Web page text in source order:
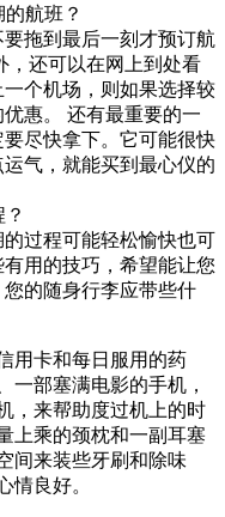
航班？
拖到最后一刻才预订航
，还可以在网上到处看
个机场，则如果选择较
惠。 还有最重要的一
尽快拿下。它可能很快
气，就能买到最心仪的
过程可能轻松愉快也可
用的技巧，希望能让您
您的随身行李应带些什
用卡和每日服用的药
一部塞满电影的手机，
，来帮助度过机上的时
上乘的颈枕和一副耳塞
间来装些牙刷和除味
情良好。